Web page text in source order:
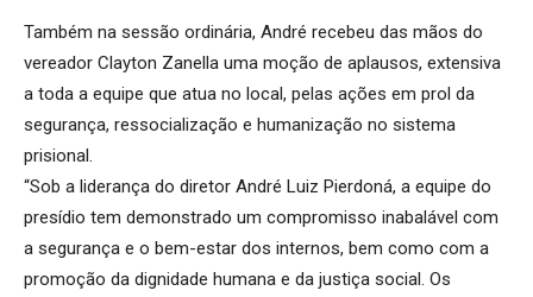
Também na sessão ordinária, André recebeu das mãos do
vereador Clayton Zanella uma moção de aplausos, extensiva
a toda a equipe que atua no local, pelas ações em prol da
segurança, ressocialização e humanização no sistema
prisional.
“Sob a liderança do diretor André Luiz Pierdoná, a equipe do
presídio tem demonstrado um compromisso inabalável com
a segurança e o bem-estar dos internos, bem como com a
promoção da dignidade humana e da justiça social. Os